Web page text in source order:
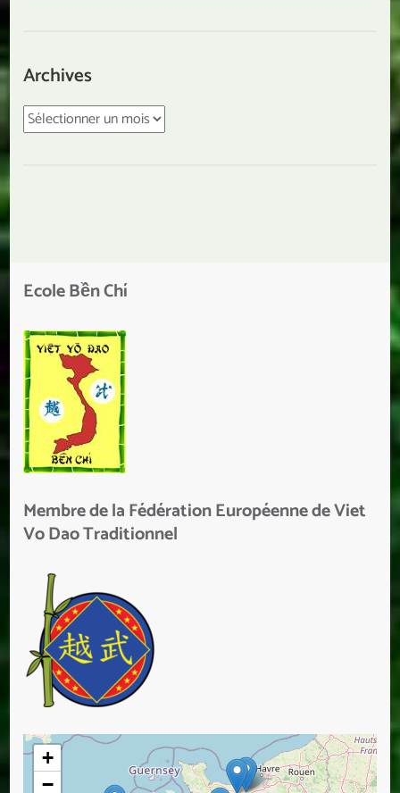
Archives
Archives
Ecole Bền Chí
Membre de la Fédération Européenne de Viet
Vo Dao Traditionnel
+
−